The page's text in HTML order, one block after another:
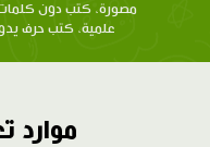
مصورة، كتب دون
علمية، كتب حرف
موارد